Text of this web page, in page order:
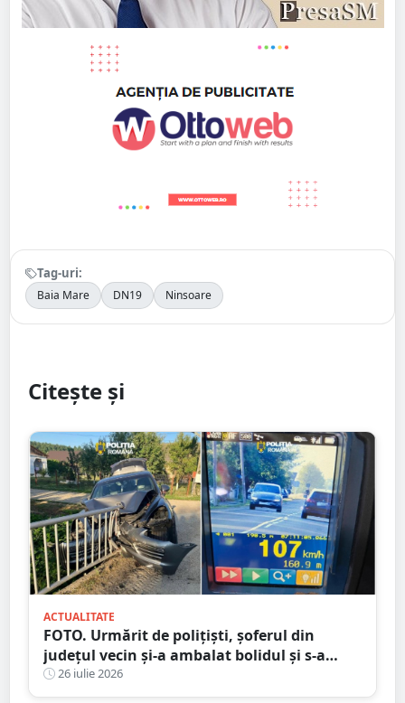
Tag-uri:
Baia Mare DN19 Ninsoare
Citește și
ACTUALITATE
FOTO. Urmărit de polițiști, șoferul din
județul vecin și-a ambalat bolidul și s-a
oprit într-un cap de pod. Apoi a luat-o la
fugă
26 iulie 2026